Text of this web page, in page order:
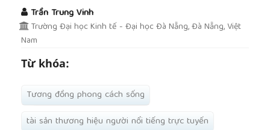
Trần Trung Vinh
Trường Đại học Kinh tế - Đại học Đà Nẵng, Đà Nẵng, Việt
Nam
Từ khóa:
Tương đồng phong cách sống
tài sản thương hiệu người nổi tiếng trực tuyến